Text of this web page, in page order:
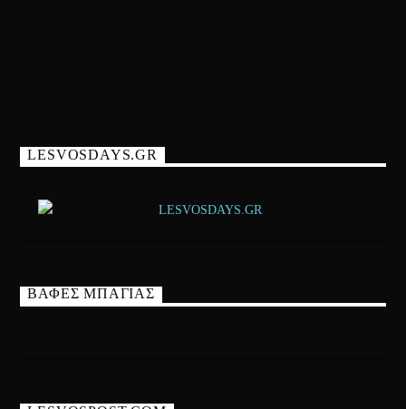
LESVOSDAYS.GR
ΒΑΦΕΣ ΜΠΑΓΙΑΣ